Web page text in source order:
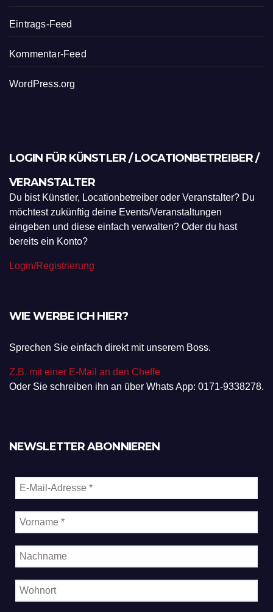
Eintrags-Feed
Kommentar-Feed
WordPress.org
LOGIN FÜR KÜNSTLER / LOCATIONBETREIBER /
VERANSTALTER
Du bist Künstler, Locationbetreiber oder Veranstalter? Du
möchtest zukünftig deine Events/Veranstaltungen
eingeben und diese einfach verwalten? Oder du hast
bereits ein Konto?
Login/Registrierung
WIE WERBE ICH HIER?
Sprechen Sie einfach direkt mit unserem Boss.
Z.B. mit einer E-Mail an den Cheffe
Oder Sie schreiben ihn an über Whats App: 0171-9338278.
NEWSLETTER ABONNIEREN